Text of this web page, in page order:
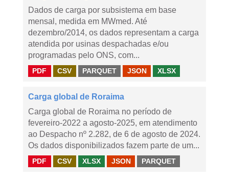
Dados de carga por subsistema em base
mensal, medida em MWmed. Até
dezembro/2014, os dados representam a carga
atendida por usinas despachadas e/ou
programadas pelo ONS, com...
PDF CSV PARQUET JSON XLSX
Carga global de Roraima
Carga global de Roraima no período de
fevereiro-2022 a agosto-2025, em atendimento
ao Despacho nº 2.282, de 6 de agosto de 2024.
Os dados disponibilizados fazem parte de um...
PDF CSV XLSX JSON PARQUET